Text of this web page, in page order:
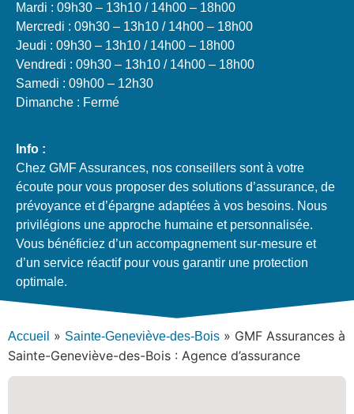
Mardi : 09h30 – 13h10 / 14h00 – 18h00
Mercredi : 09h30 – 13h10 / 14h00 – 18h00
Jeudi : 09h30 – 13h10 / 14h00 – 18h00
Vendredi : 09h30 – 13h10 / 14h00 – 18h00
Samedi : 09h00 – 12h30
Dimanche : Fermé
Info :
Chez GMF Assurances, nos conseillers sont à votre
écoute pour vous proposer des solutions d’assurance, de
prévoyance et d’épargne adaptées à vos besoins. Nous
privilégions une approche humaine et personnalisée.
Vous bénéficiez d’un accompagnement sur-mesure et
d’un service réactif pour vous garantir une protection
optimale.
Accueil » Sainte-Geneviève-des-Bois » GMF Assurances à
Sainte-Geneviève-des-Bois : Agence d’assurance